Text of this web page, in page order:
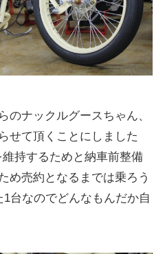
のナックルグースちゃん、
せて頂くことにしました
持するためと納車前整備
め売約となるまでは乗ろう
台なのでどんなもんだか自